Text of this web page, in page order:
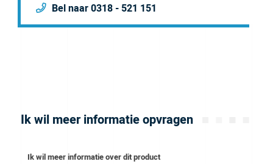
Bel naar 0318 - 521 151
Ik wil meer informatie opvragen
Ik wil meer informatie over dit product